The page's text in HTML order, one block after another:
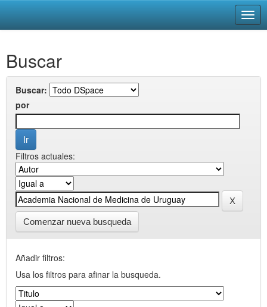
navigation
Buscar
Buscar:
por
Filtros actuales:
Comenzar nueva busqueda
Añadir filtros:
Usa los filtros para afinar la busqueda.